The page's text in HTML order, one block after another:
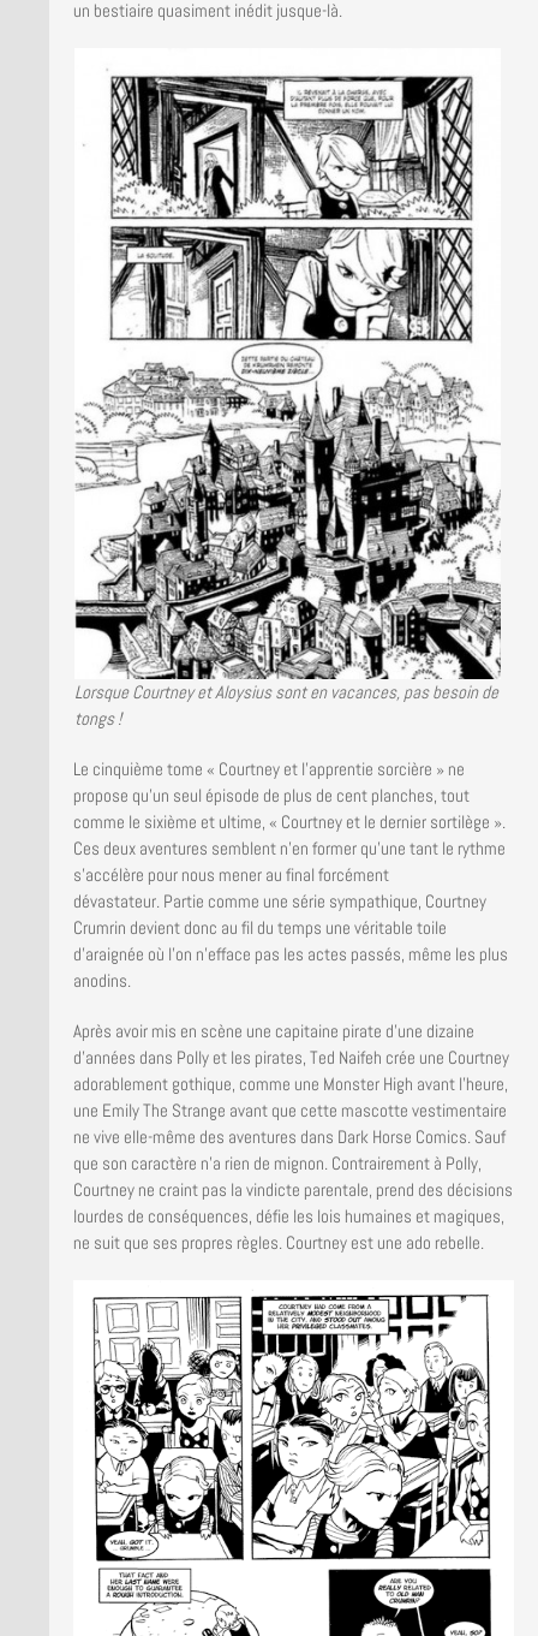
un bestiaire quasiment inédit jusque-là.
Lorsque Courtney et Aloysius sont en vacances, pas besoin de
tongs !
Le cinquième tome « Courtney et l’apprentie sorcière » ne
propose qu’un seul épisode de plus de cent planches, tout
comme le sixième et ultime, « Courtney et le dernier sortilège ».
Ces deux aventures semblent n’en former qu’une tant le rythme
s’accélère pour nous mener au final forcément
dévastateur. Partie comme une série sympathique, Courtney
Crumrin devient donc au fil du temps une véritable toile
d’araignée où l’on n’efface pas les actes passés, même les plus
anodins.
Après avoir mis en scène une capitaine pirate d’une dizaine
d’années dans Polly et les pirates, Ted Naifeh crée une Courtney
adorablement gothique, comme une Monster High avant l’heure,
une Emily The Strange avant que cette mascotte vestimentaire
ne vive elle-même des aventures dans Dark Horse Comics. Sauf
que son caractère n’a rien de mignon. Contrairement à Polly,
Courtney ne craint pas la vindicte parentale, prend des décisions
lourdes de conséquences, défie les lois humaines et magiques,
ne suit que ses propres règles. Courtney est une ado rebelle.